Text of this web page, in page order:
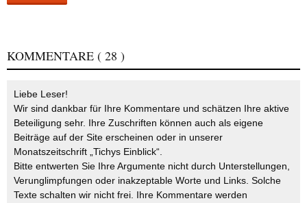
KOMMENTARE ( 28 )
Liebe Leser!
Wir sind dankbar für Ihre Kommentare und schätzen Ihre aktive
Beteiligung sehr. Ihre Zuschriften können auch als eigene
Beiträge auf der Site erscheinen oder in unserer
Monatszeitschrift „Tichys Einblick“.
Bitte entwerten Sie Ihre Argumente nicht durch Unterstellungen,
Verunglimpfungen oder inakzeptable Worte und Links. Solche
Texte schalten wir nicht frei. Ihre Kommentare werden